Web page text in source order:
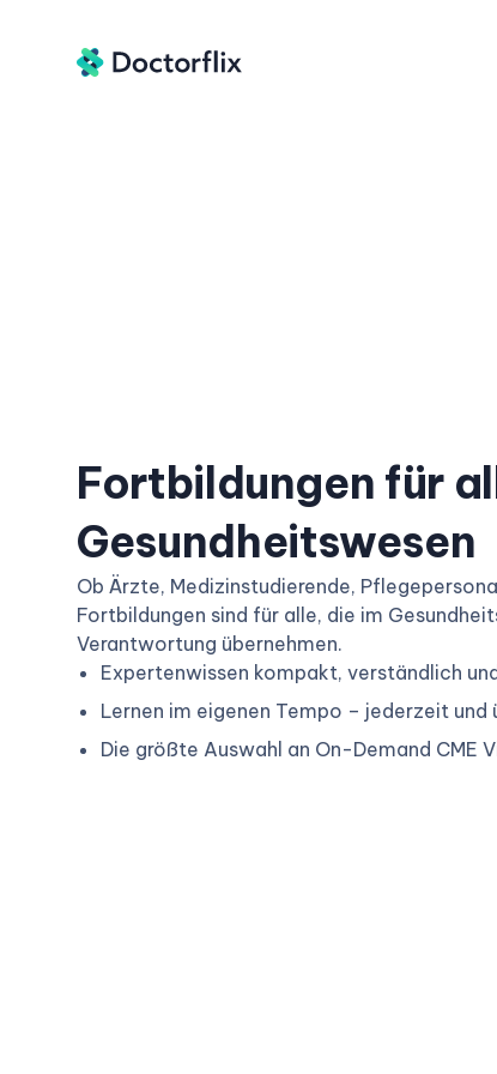
Fortbildungen für
Gesundheitswesen
Ob Ärzte, Medizinstudierende,
Fortbildungen sind für alle, die im
Verantwortung übernehmen.
Expertenwissen kompakt, verständlich
Lernen im eigenen Tempo – jederzeit und
Die größte Auswahl an On-Demand CME